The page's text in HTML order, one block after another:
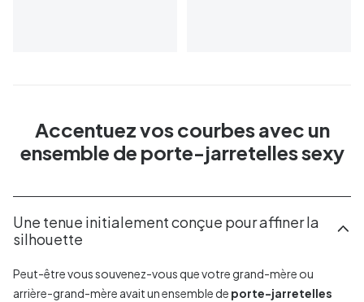
Accentuez vos courbes avec un
ensemble de porte-jarretelles sexy
Une tenue initialement conçue pour affiner la
silhouette
Peut-être vous souvenez-vous que votre grand-mère ou
arrière-grand-mère avait un ensemble de porte-jarretelles